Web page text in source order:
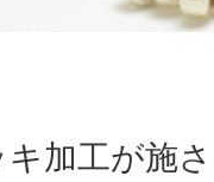
加工が施